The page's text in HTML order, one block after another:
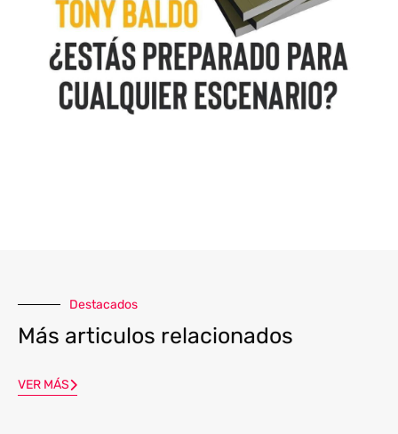
Destacados
Más articulos relacionados
VER MÁS